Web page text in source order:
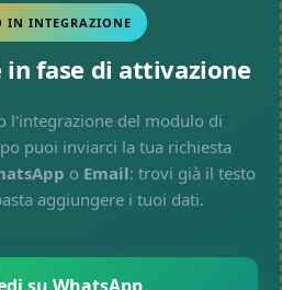
IN INTEGRAZIONE
fase di attivazione
l'integrazione del modulo di
puoi inviarci la tua richiesta
o Email: trovi già il testo
aggiungere i tuoi dati.